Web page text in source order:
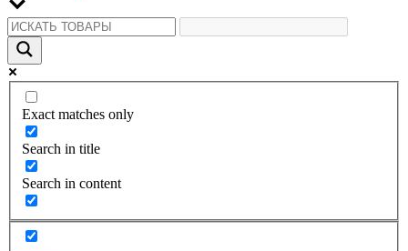
Exact matches only
Search in title
Search in content